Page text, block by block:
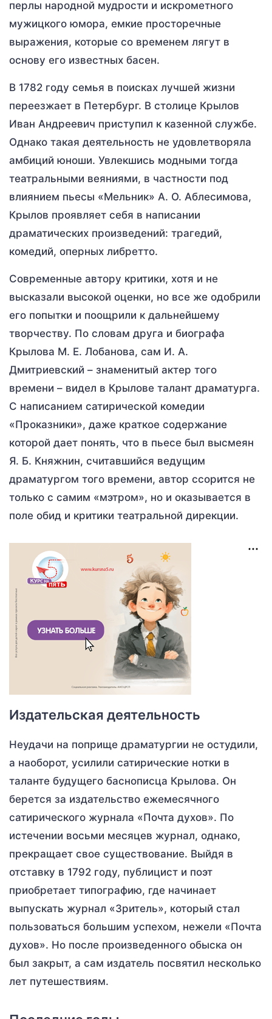
перлы народной мудрости и искрометного
мужицкого юмора, емкие просторечные
выражения, которые со временем лягут в
основу его известных басен.
В 1782 году семья в поисках лучшей жизни
переезжает в Петербург. В столице Крылов
Иван Андреевич приступил к казенной службе.
Однако такая деятельность не удовлетворяла
амбиций юноши. Увлекшись модными тогда
театральными веяниями, в частности под
влиянием пьесы «Мельник» А. О. Аблесимова,
Крылов проявляет себя в написании
драматических произведений: трагедий,
комедий, оперных либретто.
Современные автору критики, хотя и не
высказали высокой оценки, но все же одобрили
его попытки и поощрили к дальнейшему
творчеству. По словам друга и биографа
Крылова М. Е. Лобанова, сам И. А.
Дмитриевский – знаменитый актер того
времени – видел в Крылове талант драматурга.
С написанием сатирической комедии
«Проказники», даже краткое содержание
которой дает понять, что в пьесе был высмеян
Я. Б. Княжнин, считавшийся ведущим
драматургом того времени, автор ссорится не
только с самим «мэтром», но и оказывается в
поле обид и критики театральной дирекции.
Издательская деятельность
Неудачи на поприще драматургии не остудили,
а наоборот, усилили сатирические нотки в
таланте будущего баснописца Крылова. Он
берется за издательство ежемесячного
сатирического журнала «Почта духов». По
истечении восьми месяцев журнал, однако,
прекращает свое существование. Выйдя в
отставку в 1792 году, публицист и поэт
приобретает типографию, где начинает
выпускать журнал «Зритель», который стал
пользоваться большим успехом, нежели «Почта
духов». Но после произведенного обыска он
был закрыт, а сам издатель посвятил несколько
лет путешествиям.